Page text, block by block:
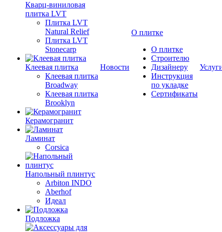
Кварц-виниловая
плитка LVT
Плитка LVT
Natural Relief
Плитка LVT
Stonecarp
Клеевая плитка
Клеевая плитка
Broadway
Клеевая плитка
Brooklyn
Керамогранит
Ламинат
Corsica
Напольный плинтус
Arbiton INDO
Aberhof
Идеал
Подложка
Новости
О плитке
О плитке
Строителю
Дизайнеру
Инструкция
по укладке
Сертификаты